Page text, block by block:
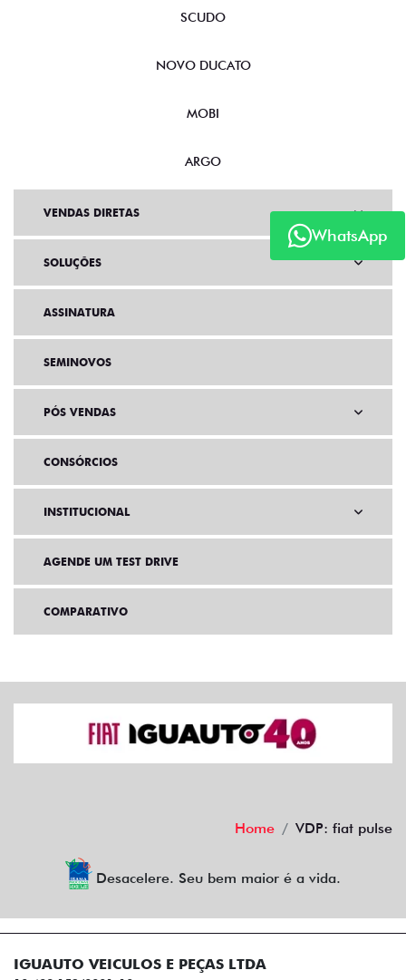
WhatsApp
SCUDO
NOVO DUCATO
MOBI
ARGO
VENDAS DIRETAS
SOLUÇÕES
ASSINATURA
SEMINOVOS
PÓS VENDAS
CONSÓRCIOS
INSTITUCIONAL
AGENDE UM TEST DRIVE
COMPARATIVO
Home VDP: fiat pulse
Desacelere. Seu bem maior é a vida.
IGUAUTO VEICULOS E PEÇAS LTDA